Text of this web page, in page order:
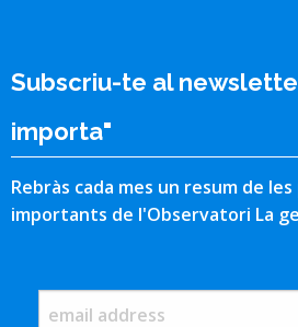
Subscriu-te al
importa"
Rebràs cada mes un resum de
importants de l'Observatori La